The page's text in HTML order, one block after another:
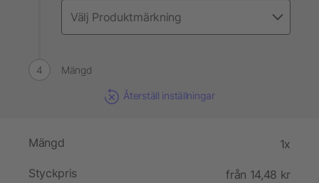
Mängd
Återställ inställningar
Mängd 1x
Styckpris
från 14,48 kr